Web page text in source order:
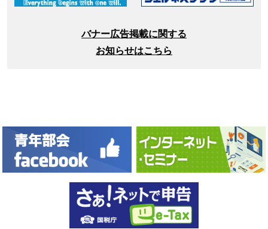
バナー広告掲載に関する
お知らせはこちら